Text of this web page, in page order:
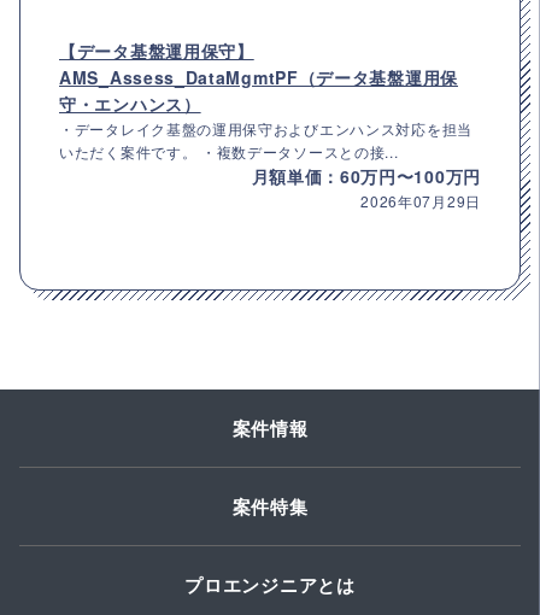
【データ基盤運用保守】
AMS_Assess_DataMgmtPF（データ基盤運用保
守・エンハンス）
・データレイク基盤の運用保守およびエンハンス対応を担当
いただく案件です。 ・複数データソースとの接...
月額単価：60万円〜100万円
2026年07月29日
案件情報
案件特集
プロエンジニアとは